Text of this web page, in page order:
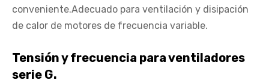
conveniente.Adecuado para ventilación y disipación
de calor de motores de frecuencia variable.
Tensión y frecuencia para ventiladores
serie G.